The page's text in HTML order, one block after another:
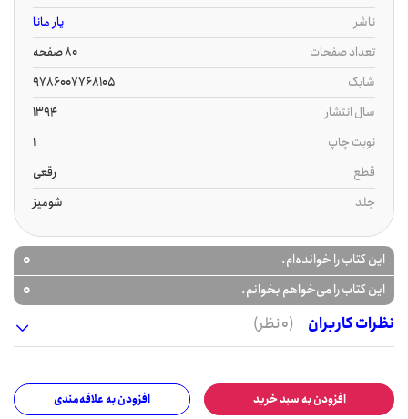
ناشر
یار مانا
تعداد صفحات
80 صفحه
شابک
9786007768105
سال انتشار
1394
نوبت چاپ
1
قطع
رقعی
جلد
شومیز
این کتاب را خوانده‌ام. 0
این کتاب را می‌خواهم بخوانم.
0
نظرات کاربران
(0 نظر)
افزودن به سبد خرید افزودن به علاقه‌مندی